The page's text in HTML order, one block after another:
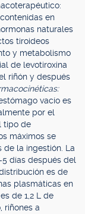
en
naturales
tiroideos
y metabolismo
de levotiroxina
riñón y después
vacío es
por el
tipo de
máximos se
de la ingestión. La
días después del
es de
plasmáticas en
de 1,2 L de
riñones a